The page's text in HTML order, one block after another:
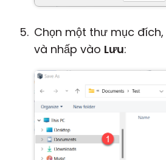
Chọn một thư mục
và nhấp vào Lưu: